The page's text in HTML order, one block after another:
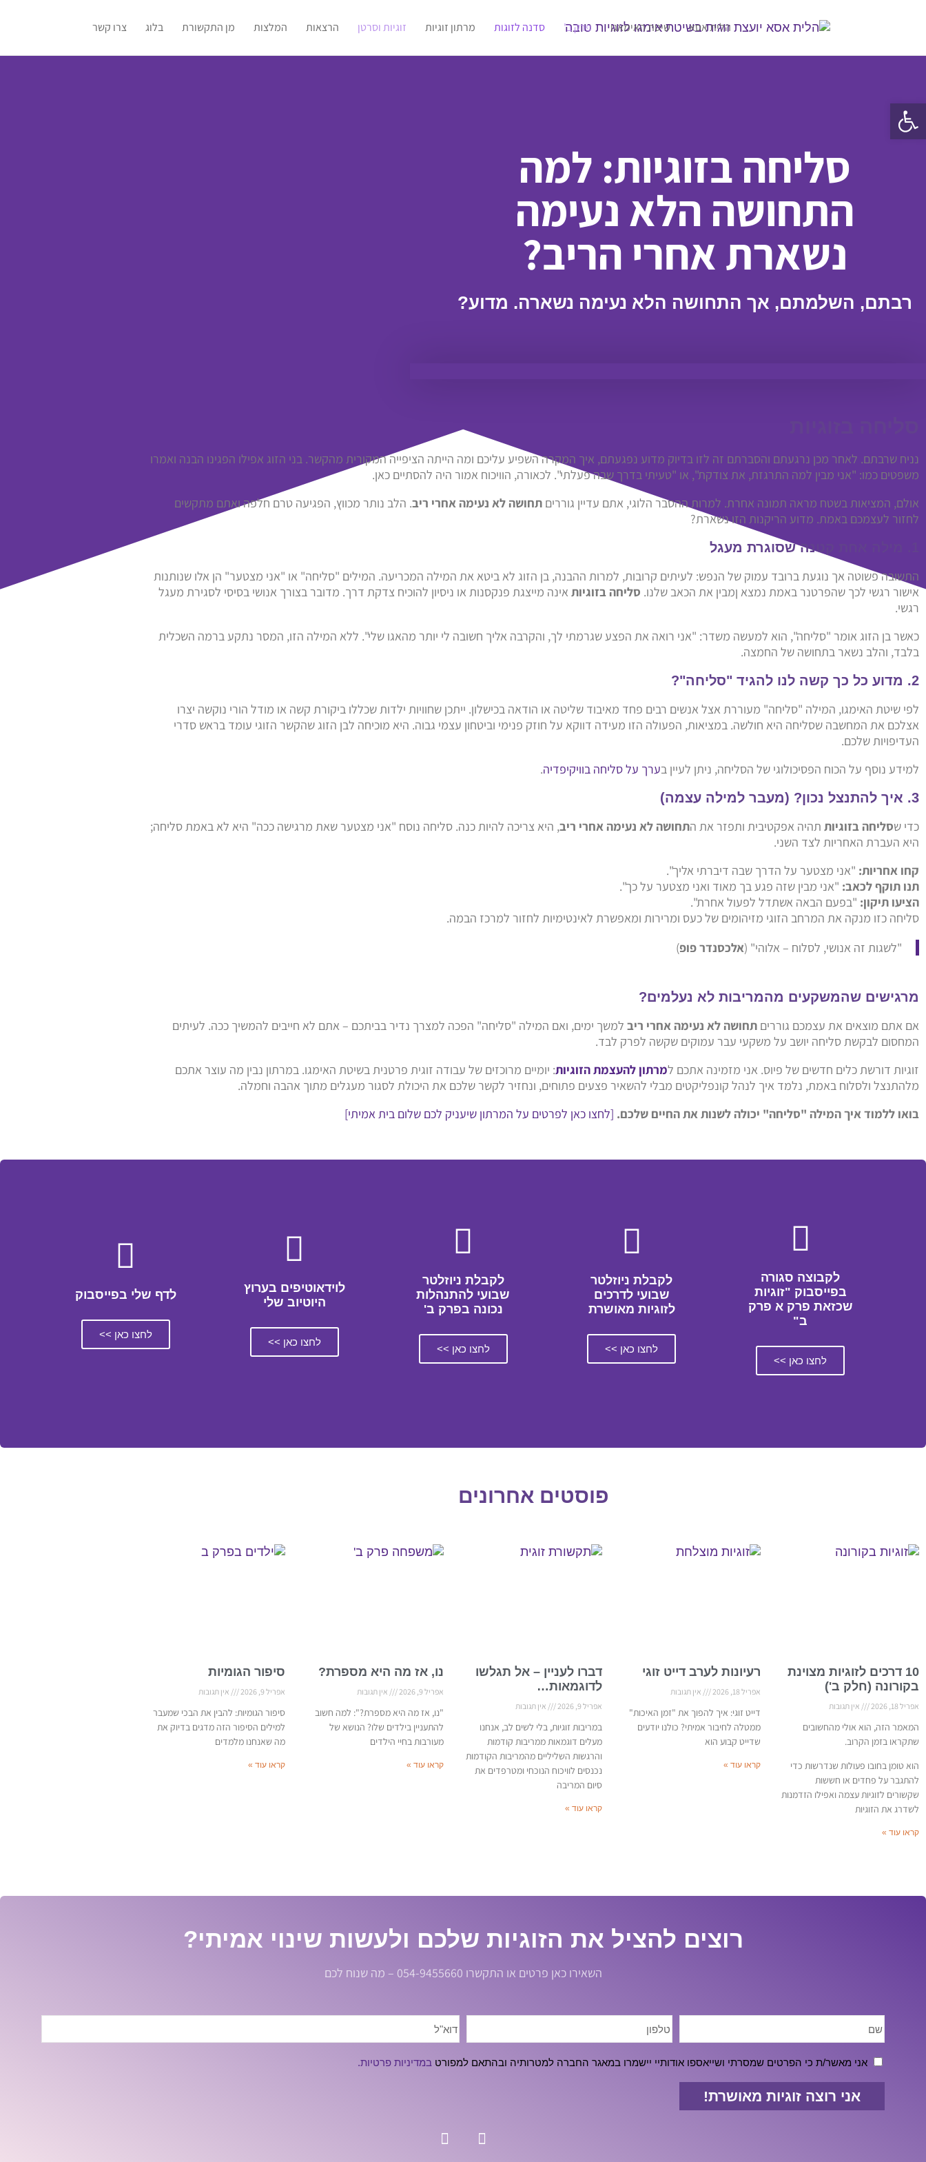
הלית אסא שיטת האימאגו פרק ב' סדנה לזוגות מרתון זוגיות זוגיות וסרטן הרצאות המלצות מן התקשורת בלוג צרו קשר
סליחה בזוגיות: למה
התחושה הלא נעימה
נשארת אחרי הריב?
רבתם, השלמתם, אך התחושה הלא נעימה נשארה. מדוע?
נניח שרבתם. לאחר מכן נרגעתם והסברתם זה לזו בדיוק מדוע נפגעתם, איך המקרה השפיע עליכם ומה הייתה הציפייה המקורית מהקשר. בני הזוג אפילו הפגינו הבנה ואמרו
משפטים כמו: "אני מבין למה התרגזת, את צודקת", או "טעיתי בדרך שבה פעלתי". לכאורה, הוויכוח אמור היה להסתיים כאן.
אולם, המציאות בשטח מראה תמונה אחרת. למרות ההסבר הלוגי, אתם עדיין גוררים תחושה לא נעימה אחרי ריב. הלב נותר מכווץ, הפגיעה טרם חלפה ואתם מתקשים
לחזור לעצמכם באמת. מדוע הריקנות הזו נשארת?
התשובה פשוטה אך נוגעת ברובד עמוק של הנפש: לעיתים קרובות, למרות ההבנה, בן הזוג לא ביטא את המילה המכריעה. המילים "סליחה" או "אני מצטער" הן אלו שנותנות
אישור רגשי לכך שהפרטנר באמת נמצא ןמבין את הכאב שלנו. סליחה בזוגיות אינה מייצגת פנקסנות או ניסיון להוכיח צדקת דרך. מדובר בצורך אנושי בסיסי לסגירת מעגל
רגשי.
כאשר בן הזוג אומר "סליחה", הוא למעשה משדר: "אני רואה את הפצע שגרמתי לך, והקרבה אליך חשובה לי יותר מהאגו שלי". ללא המילה הזו, המסר נתקע ברמה השכלית
בלבד, והלב נשאר בתחושה של החמצה.
2. מדוע כל כך קשה לנו להגיד "סליחה"?
לפי שיטת האימגו, המילה "סליחה" מעוררת אצל אנשים רבים פחד מאיבוד שליטה או הודאה בכישלון. ייתכן שחוויות ילדות שכללו ביקורת קשה או מודל הורי נוקשה יצרו
אצלכם את המחשבה שסליחה היא חולשה. במציאות, הפעולה הזו מעידה דווקא על חוזק פנימי וביטחון עצמי גבוה. היא מוכיחה לבן הזוג שהקשר הזוגי עומד בראש סדרי
העדיפויות שלכם.
למידע נוסף על הכוח הפסיכולוגי של הסליחה, ניתן לעיין בערך על סליחה בוויקיפדיה.
3. איך להתנצל נכון? (מעבר למילה עצמה)
כדי שסליחה בזוגיות תהיה אפקטיבית ותפזר את התחושה לא נעימה אחרי ריב, היא צריכה להיות כנה. סליחה נוסח "אני מצטער שאת מרגישה ככה" היא לא באמת סליחה;
היא העברת האחריות לצד השני.
קחו אחריות: "אני מצטער על הדרך שבה דיברתי אליך".
תנו תוקף לכאב: "אני מבין שזה פגע בך מאוד ואני מצטער על כך".
הציעו תיקון: "בפעם הבאה אשתדל לפעול אחרת".
סליחה כזו מנקה את המרחב הזוגי מזיהומים של כעס ומרירות ומאפשרת לאינטימיות לחזור למרכז הבמה.
"לשגות זה אנושי, לסלוח – אלוהי" (אלכסנדר פופ)
מרגישים שהמשקעים מהמריבות לא נעלמים?
אם אתם מוצאים את עצמכם גוררים תחושה לא נעימה אחרי ריב למשך ימים, ואם המילה "סליחה" הפכה למצרך נדיר בביתכם – אתם לא חייבים להמשיך ככה. לעיתים
המחסום לבקשת סליחה יושב על משקעי עבר עמוקים שקשה לפרק לבד.
זוגיות דורשת כלים חדשים של פיוס. אני מזמינה אתכם למרתון להעצמת הזוגיות: יומיים מרוכזים של עבודה זוגית פרטנית בשיטת האימגו. במרתון נבין מה עוצר אתכם
מלהתנצל ולסלוח באמת, נלמד איך לנהל קונפליקטים מבלי להשאיר פצעים פתוחים, ונחזיר לקשר שלכם את היכולת לסגור מעגלים מתוך אהבה וחמלה.
בואו ללמוד איך המילה "סליחה" יכולה לשנות את החיים שלכם. [לחצו כאן לפרטים על המרתון שיעניק לכם שלום בית אמיתי]
לקבוצה סגורה
בפייסבוק "זוגיות
שכזאת פרק א פרק
ב"
לחצו כאן >>
לקבלת ניוזלטר
שבועי לדרכים
לזוגיות מאושרת
לחצו כאן >>
לקבלת ניוזלטר
שבועי להתנהלות
נכונה בפרק ב'
לחצו כאן >>
לוידאוטיפים בערוץ
היוטיוב שלי
לחצו כאן >>
לדף שלי בפייסבוק
לחצו כאן >>
פוסטים אחרונים
10 דרכים לזוגיות מצוינת
בקורונה (חלק ב')
אפריל 18, 2026 אין תגובות
המאמר הזה, הוא אולי מהחשובים
שתקראו בזמן הקרוב.
הוא טומן בחובו פעולות שנדרשות כדי
להתגבר על פחדים או חששות
שקשורים לזוגיות עצמה ואפילו הזדמנות
לשדרג את הזוגיות
קראו עוד »
רעיונות לערב דייט זוגי
אפריל 18, 2026 אין תגובות
דייט זוגי: איך להפוך את "זמן האיכות"
ממטלה לחיבור אמיתי? כולנו יודעים
שדייט קבוע הוא
קראו עוד »
דברו לעניין – אל תגלשו
לדוגמאות…
אפריל 9, 2026 אין תגובות
במריבות זוגיות, בלי לשים לב, אנחנו
מעלים דוגמאות ממריבות קודמות
והרגשות השליליים מהמריבות הקודמות
נכנסים לוויכוח הנוכחי ומטרפדים את
סיום המריבה
קראו עוד »
נו, אז מה היא מספרת?
אפריל 9, 2026 אין תגובות
"נו, אז מה היא מספרת?": למה חשוב
להתעניין בילדים שלו? הנושא של
מעורבות בחיי הילדים
קראו עוד »
סיפור הגומיות
אפריל 9, 2026 אין תגובות
סיפור הגומיות: להבין את הבכי שמעבר
למילים הסיפור הזה מדגים בדיוק את
מה שאנחנו מלמדים
קראו עוד »
רוצים להציל את הזוגיות שלכם ולעשות שינוי אמיתי?
השאירו כאן פרטים או התקשרו 054-9455660 – מה שנוח לכם
אני מאשר/ת כי הפרטים שמסרתי ושייאספו אודותיי יישמרו במאגר החברה למטרותיה ובהתאם למפורט במדיניות פרטיות.
אני רוצה זוגיות מאושרת!
פתח סרגל נגישות